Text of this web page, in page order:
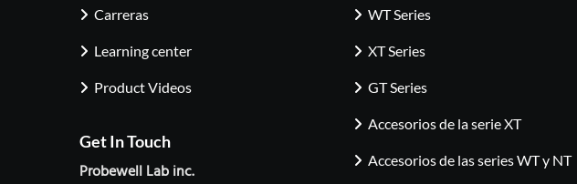
Carreras
Learning center
Product Videos
Get In Touch
Probewell Lab inc.
WT Series
XT Series
GT Series
Accesorios de la serie XT
Accesorios de las series WT y NT